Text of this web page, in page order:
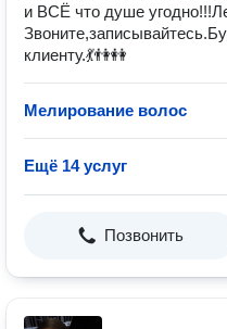
и ВСЁ что душе
клиенту.💃👫👭
Мелирование волос
Ещё 14 услуг
Позвонить